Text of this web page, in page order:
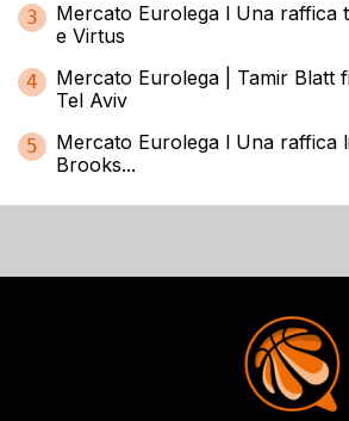
3
Mercato Eurolega l Una raffica
e Virtus
4
Mercato Eurolega | Tamir Blatt
Tel Aviv
5
Mercato Eurolega l Una raffica
Brooks...